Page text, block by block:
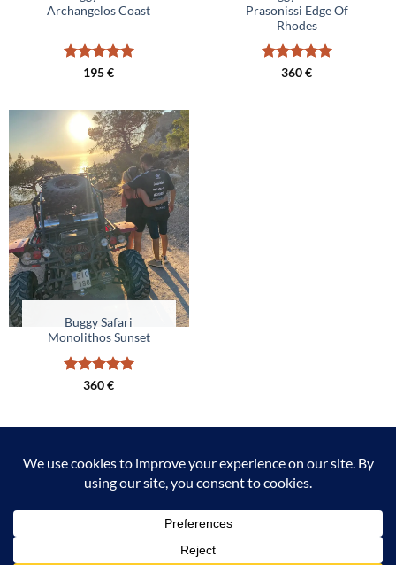
Archangelos Coast
Valutato
195€
Prasonissi Edge Of
Rhodes
Valutato
360€
Buggy Safari
Monolithos Sunset
Valutato
360€
INFO
INFORMATIVA SULLA PRIVACY
REGOLE E REGOLAMENTI
RENT A MOTO & QUAD
Copyright 2026 ©Rhodes Quad Tours| Powered by12Aukstas| LT